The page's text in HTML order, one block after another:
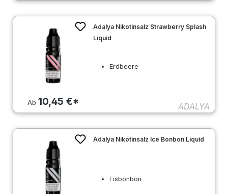
Ab 10,45 €*
Adalya Nikotinsalz Strawberry Splash
Liquid
Erdbeere
ADALYA
Adalya Nikotinsalz Ice Bonbon Liquid
Eisbonbon